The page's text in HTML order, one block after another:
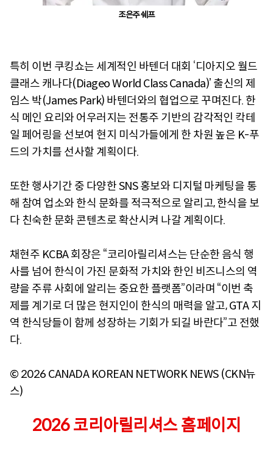
조은주 쉐프
특히 이번 쿠킹쇼는 세계적인 바텐더 대회 ‘디아지오 월드
클래스 캐나다(Diageo World Class Canada)’ 출신의 제
임스 박(James Park) 바텐더와의 협업으로 꾸며진다. 한
식 메인 요리와 어우러지는 전통주 기반의 감각적인 칵테
일 페어링을 선보여 현지 미식가들에게 한 차원 높은 K-푸
드의 가치를 선사할 계획이다.
또한 행사기간 중 다양한 SNS 홍보와 디지털 마케팅을 통
해 참여 업소와 한식 문화를 적극적으로 알리고, 한식을 보
다 친숙한 문화 콘텐츠로 확산시켜 나갈 계획이다.
채현주 KCBA 회장은 “코리아릴리셔스는 단순한 음식 행
사를 넘어 한식이 가진 문화적 가치와 한인 비즈니스의 역
량을 주류 사회에 알리는 중요한 플랫폼”이라며 “이번 축
제를 계기로 더 많은 현지인이 한식의 매력을 알고, GTA 지
역 한식당들이 함께 성장하는 기회가 되길 바란다”고 전했
다.
© 2026 CANADA KOREAN NETWORK NEWS (CKN뉴
스)
2026 코리아릴리셔스 홈페이지